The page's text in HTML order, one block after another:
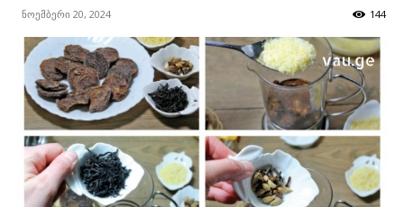
ნოემბერი 20, 2024 144